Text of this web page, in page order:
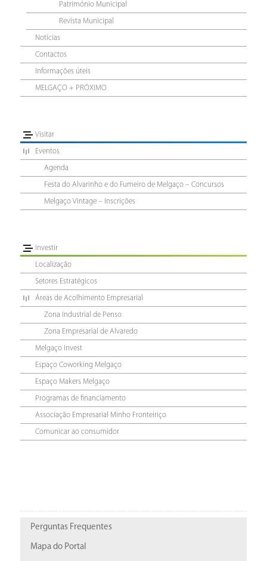
Património Municipal
Revista Municipal
Notícias
Contactos
Informações úteis
MELGAÇO + PRÓXIMO
Visitar
Eventos
Agenda
Festa do Alvarinho e do Fumeiro de Melgaço – Concursos
Melgaço Vintage – Inscrições
Investir
Localização
Setores Estratégicos
Áreas de Acolhimento Empresarial
Zona Industrial de Penso
Zona Empresarial de Alvaredo
Melgaço Invest
Espaço Coworking Melgaço
Espaço Makers Melgaço
Programas de financiamento
Associação Empresarial Minho Fronteiriço
Comunicar ao consumidor
Perguntas Frequentes
Mapa do Portal